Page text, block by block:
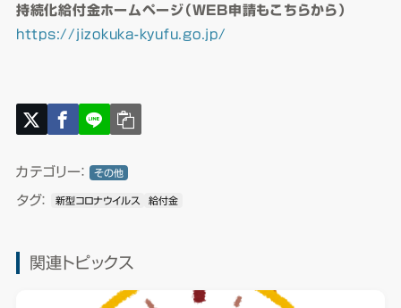
持続化給付金ホームページ（WEB申請もこちらから）
https://jizokuka-kyufu.go.jp/
カテゴリー： その他
タグ： 新型コロナウイルス 給付金
関連トピックス